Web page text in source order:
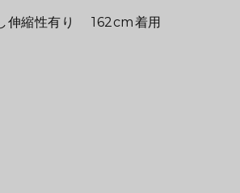
伸縮性有り 162cm着用